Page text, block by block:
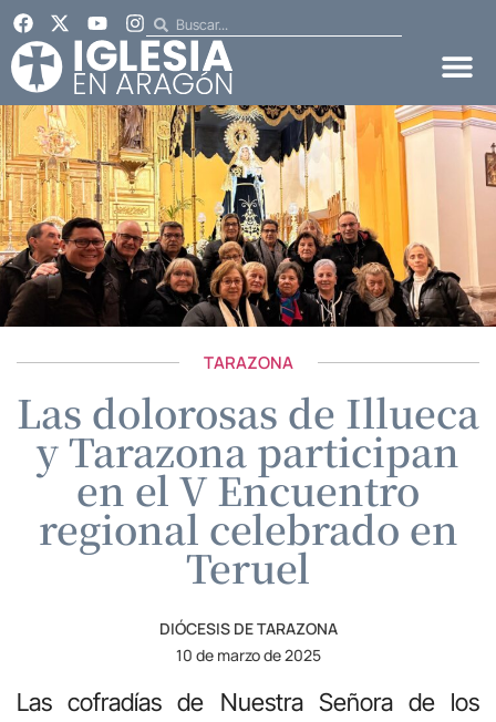
TARAZONA
Las dolorosas de Illueca
y Tarazona participan
en el V Encuentro
regional celebrado en
Teruel
DIÓCESIS DE TARAZONA
10 de marzo de 2025
Las cofradías de Nuestra Señora de los